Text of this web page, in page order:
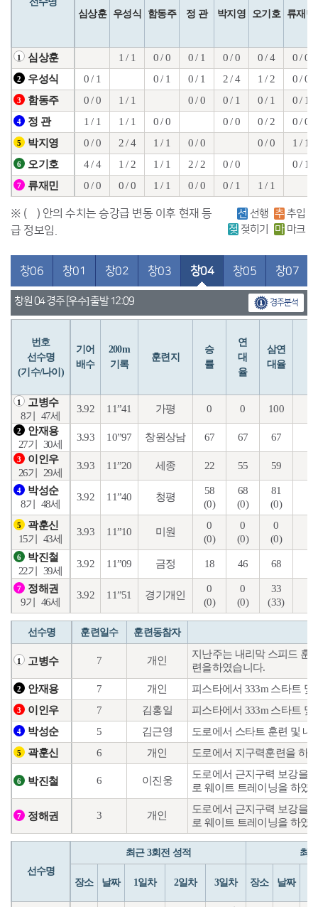
심상훈
우성식 함동주 정 관 박지영 오기호 류재민
1 심상훈 1 / 1 0 / 0 0 / 1 0 / 0 0 / 4 0 / 0
2 우성식 0 / 1 0 / 1 0 / 1 2 / 4 1 / 2 0 / 0
3 함동주 0 / 0 1 / 1 0 / 0 0 / 1 0 / 1 0 / 1
4 정 관 1 / 1 1 / 1 0 / 0 0 / 0 0 / 2 0 / 0
5 박지영 0 / 0 2 / 4 1 / 1 0 / 0 0 / 0 1 / 1
6 오기호 4 / 4 1 / 2 1 / 1 2 / 2 0 / 0 0 / 1
7 류재민 0 / 0 0 / 0 1 / 1 0 / 0 0 / 1 1 / 1
※ ( ) 안의 수치는 승강급 변동 이후 현재 등
급 정보임.
선 선행 추 추입
젖 젖히기 마 마크
창06 창01 창02 창03 창04 창05 창07
창원 04 경주 [우수] 출발 12:09 경주분석
번호
선수명
(기수/나이)
기어
배수
200m
기록
훈련지
승
률
연
대
율
삼연
대율
1
고병수
8기
47세
3.92 11”41 가평 0 0 100
2
안재용
27기
30세
3.93 10”97 창원상남 67 67 67
3
이인우
26기
29세
3.93 11”20 세종 22 55 59
4
박성순
8기
48세
3.92 11”40 청평
58
(0)
68
(0)
81
(0)
5
곽훈신
15기
43세
3.93 11”10 미원
0
(0)
0
(0)
0
(0)
6
박진철
22기
39세
3.92 11”09 금정 18 46 68
7
정해권
9기
46세
3.92 11”51 경기개인
0
(0)
0
(0)
33
(33)
선수명 훈련일수 훈련동참자
1 고병수 7 개인
지난주는 내리막 스피드 훈
련을하였습니다.
2 안재용 7 개인 피스타에서 333m 스타트
3 이인우 7 김홍일 피스타에서 333m 스타트
4 박성순 5 김근영 도로에서 스타트 훈련 및
5 곽훈신 6 개인 도로에서 지구력훈련을 하
6 박진철 6 이진웅
도로에서 근지구력 보강을
로 웨이트 트레이닝을 하였
7 정해권 3 개인
도로에서 근지구력 보강을
로 웨이트 트레이닝을 하였
선수명
최근 3회전 성적 최
장소 날짜 1일차 2일차 3일차 장소 날짜